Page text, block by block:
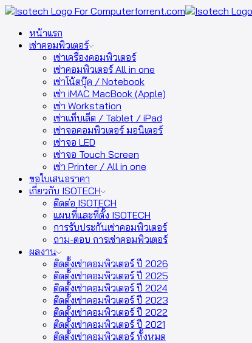
หน้าแรก
เช่าคอมพิวเตอร์
เช่าเครื่องคอมพิวเตอร์
เช่าคอมพิวเตอร์ All in one
เช่าโน้ตบุ๊ค / Notebook
เช่า iMAC MacBook (Apple)
เช่า Workstation
เช่าแท็บเล็ต / Tablet / iPad
เช่าจอคอมพิวเตอร์ มอนิเตอร์
เช่าจอ LED
เช่าจอ Touch Screen
เช่า Printer / All in one
ขอใบเสนอราคา
เกี่ยวกับ ISOTECH
ติดต่อ ISOTECH
แผนที่และที่ตั้ง ISOTECH
การรับประกันเช่าคอมพิวเตอร์
ถาม-ตอบ การเช่าคอมพิวเตอร์
ผลงาน
ติดตั้งเช่าคอมพิวเตอร์ ปี 2026
ติดตั้งเช่าคอมพิวเตอร์ ปี 2025
ติดตั้งเช่าคอมพิวเตอร์ ปี 2024
ติดตั้งเช่าคอมพิวเตอร์ ปี 2023
ติดตั้งเช่าคอมพิวเตอร์ ปี 2022
ติดตั้งเช่าคอมพิวเตอร์ ปี 2021
ติดตั้งเช่าคอมพิวเตอร์ ทั้งหมด